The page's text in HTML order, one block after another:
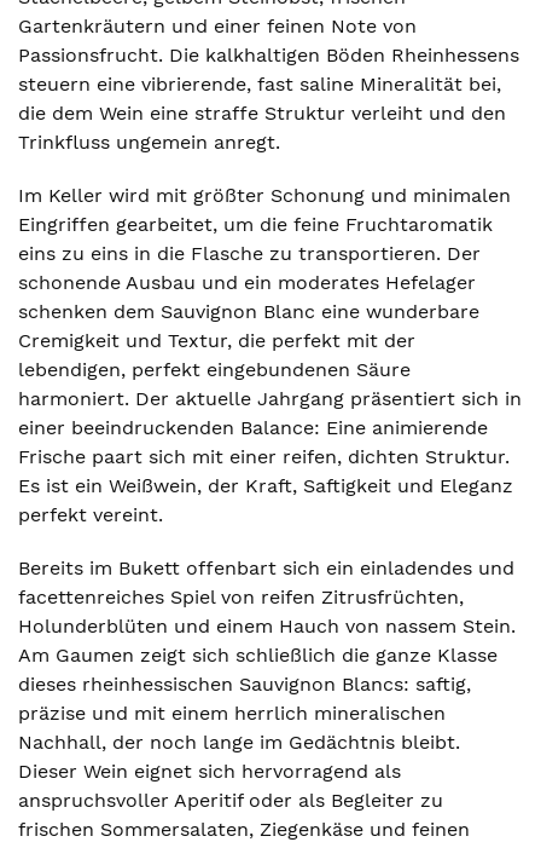
Gartenkräutern und einer feinen Note von
Passionsfrucht. Die kalkhaltigen Böden Rheinhessens
steuern eine vibrierende, fast saline Mineralität bei,
die dem Wein eine straffe Struktur verleiht und den
Trinkfluss ungemein anregt.
Im Keller wird mit größter Schonung und minimalen
Eingriffen gearbeitet, um die feine Fruchtaromatik
eins zu eins in die Flasche zu transportieren. Der
schonende Ausbau und ein moderates Hefelager
schenken dem Sauvignon Blanc eine wunderbare
Cremigkeit und Textur, die perfekt mit der
lebendigen, perfekt eingebundenen Säure
harmoniert. Der aktuelle Jahrgang präsentiert sich in
einer beeindruckenden Balance: Eine animierende
Frische paart sich mit einer reifen, dichten Struktur.
Es ist ein Weißwein, der Kraft, Saftigkeit und Eleganz
perfekt vereint.
Bereits im Bukett offenbart sich ein einladendes und
facettenreiches Spiel von reifen Zitrusfrüchten,
Holunderblüten und einem Hauch von nassem Stein.
Am Gaumen zeigt sich schließlich die ganze Klasse
dieses rheinhessischen Sauvignon Blancs: saftig,
präzise und mit einem herrlich mineralischen
Nachhall, der noch lange im Gedächtnis bleibt.
Dieser Wein eignet sich hervorragend als
anspruchsvoller Aperitif oder als Begleiter zu
frischen Sommersalaten, Ziegenkäse und feinen